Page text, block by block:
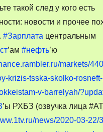
такой след у кого есть
новости и прочее
#Зарплата центральным
’ам #нефть’ю
markets/
krizis-tsska-skolko-
v-barrelyah/
’ы РХБЗ (озвучка лица
news/2020-03-22/